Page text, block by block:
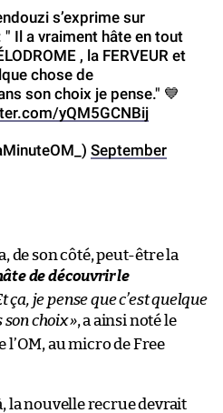
s’exprime sur
" Il a vraiment hâte en tout
, la FERVEUR et
chose de
son choix je pense." 💙
yQM5GCNBij
September
de son côté, peut-être la
de découvrir le
ça, je pense que c’est quelque
son choix», a ainsi noté le
l’OM, au micro de Free
la nouvelle recrue devrait